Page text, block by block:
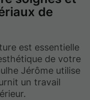
de
est essentielle
de votre
Jérôme utilise
un travail